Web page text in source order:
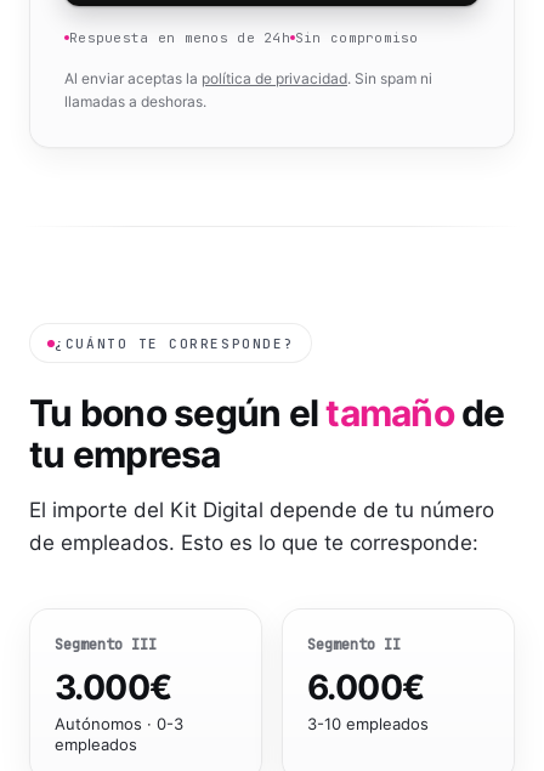
Respuesta en menos de 24h Sin compromiso
Al enviar aceptas la política de privacidad. Sin spam ni
llamadas a deshoras.
¿CUÁNTO TE CORRESPONDE?
Tu bono según eltamañode
tu empresa
El importe del Kit Digital depende de tu número
de empleados. Esto es lo que te corresponde:
Segmento III
3.000€
Autónomos · 0-3
empleados
Segmento II
6.000€
3-10 empleados